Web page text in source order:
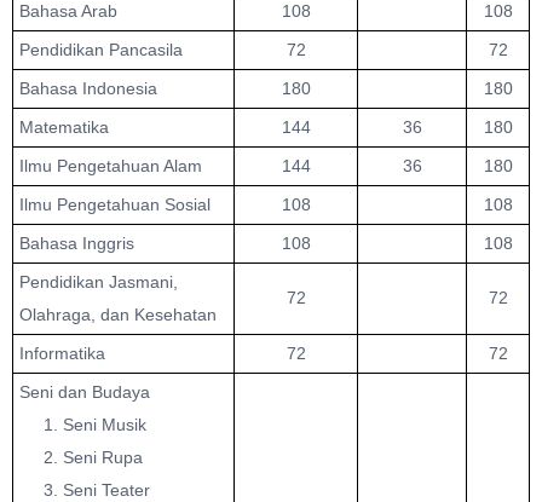
Bahasa Arab
108
108
Pendidikan Pancasila
72
72
Bahasa Indonesia
180
180
Matematika
144 36
180
Ilmu Pengetahuan Alam
144 36
180
Ilmu Pengetahuan Sosial
108
108
Bahasa Inggris
108
108
Pendidikan Jasmani,
Olahraga, dan Kesehatan
72 72
Informatika 72
72
Seni dan Budaya
1. Seni Musik
2. Seni Rupa
3. Seni Teater